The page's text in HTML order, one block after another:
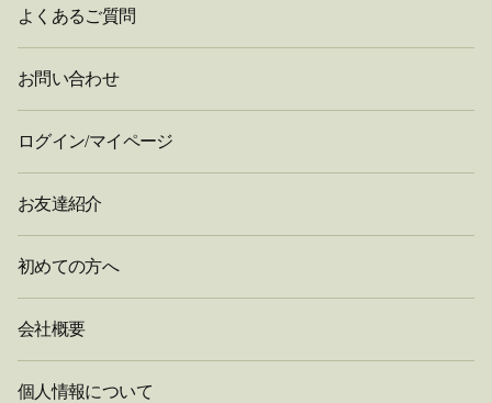
よくあるご質問
お問い合わせ
ログイン/マイページ
お友達紹介
初めての方へ
会社概要
個人情報について